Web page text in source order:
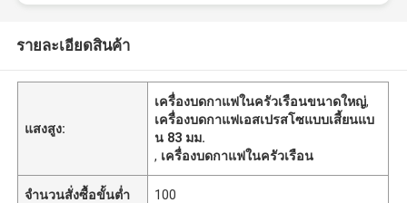
รายละเอียดสินค้า
แสงสูง:
เครื่องบดกาแฟในครัวเรือนขนาดใหญ่,
เครื่องบดกาแฟเอสเปรสโซแบบเสี้ยนแบ
น 83 มม.
, เครื่องบดกาแฟในครัวเรือน
จำนวนสั่งซื้อขั้นต่ำ 100